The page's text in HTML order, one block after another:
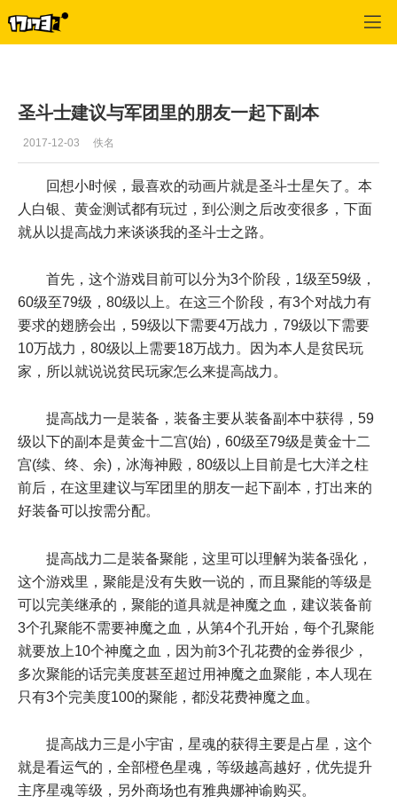
圣斗士建议与军团里的朋友一起下副本
2017-12-03 佚名
回想小时候，最喜欢的动画片就是圣斗士星矢了。本
人白银、黄金测试都有玩过，到公测之后改变很多，下面
就从以提高战力来谈谈我的圣斗士之路。
首先，这个游戏目前可以分为3个阶段，1级至59级，
60级至79级，80级以上。在这三个阶段，有3个对战力有
要求的翅膀会出，59级以下需要4万战力，79级以下需要
10万战力，80级以上需要18万战力。因为本人是贫民玩
家，所以就说说贫民玩家怎么来提高战力。
提高战力一是装备，装备主要从装备副本中获得，59
级以下的副本是黄金十二宫(始)，60级至79级是黄金十二
宫(续、终、余)，冰海神殿，80级以上目前是七大洋之柱
前后，在这里建议与军团里的朋友一起下副本，打出来的
好装备可以按需分配。
提高战力二是装备聚能，这里可以理解为装备强化，
这个游戏里，聚能是没有失败一说的，而且聚能的等级是
可以完美继承的，聚能的道具就是神魔之血，建议装备前
3个孔聚能不需要神魔之血，从第4个孔开始，每个孔聚能
就要放上10个神魔之血，因为前3个孔花费的金券很少，
多次聚能的话完美度甚至超过用神魔之血聚能，本人现在
只有3个完美度100的聚能，都没花费神魔之血。
提高战力三是小宇宙，星魂的获得主要是占星，这个
就是看运气的，全部橙色星魂，等级越高越好，优先提升
主序星魂等级，另外商场也有雅典娜神谕购买。